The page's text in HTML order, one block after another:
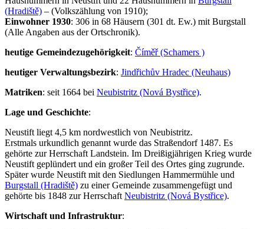
(Hradiště) – (Volkszählung von 1910);
Einwohner 1930: 306 in 68 Häusern (301 dt. Ew.) mit Burgstall
(Alle Angaben aus der Ortschronik).
heutige Gemeindezugehörigkeit: Číměř (Schamers )
heutiger Verwaltungsbezirk: Jindřichův Hradec (Neuhaus)
Matriken: seit 1664 bei Neubistritz (Nová Bystřice).
Lage und Geschichte:
Neustift liegt 4,5 km nordwestlich von Neubistritz.
Erstmals urkundlich genannt wurde das Straßendorf 1487. Es
gehörte zur Herrschaft Landstein. Im Dreißigjährigen Krieg wurde
Neustift geplündert und ein großer Teil des Ortes ging zugrunde.
Später wurde Neustift mit den Siedlungen Hammermühle und
Burgstall (Hradiště) zu einer Gemeinde zusammengefügt und
gehörte bis 1848 zur Herrschaft Neubistritz (Nová Bystřice).
Wirtschaft und Infrastruktur: